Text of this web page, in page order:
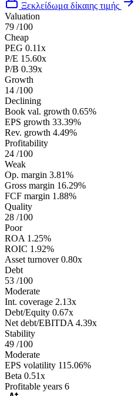
Ξεκλείδωμα δίκαιης τιμής
Valuation
79 /100
Cheap
PEG 0.11x
P/E 15.60x
P/B 0.39x
Growth
14 /100
Declining
Book val. growth 0.65%
EPS growth 33.39%
Rev. growth 4.49%
Profitability
24 /100
Weak
Op. margin 3.81%
Gross margin 16.29%
FCF margin 1.88%
Quality
28 /100
Poor
ROA 1.25%
ROIC 1.92%
Asset turnover 0.80x
Debt
53 /100
Moderate
Int. coverage 2.13x
Debt/Equity 0.67x
Net debt/EBITDA 4.39x
Stability
49 /100
Moderate
EPS volatility 115.06%
Beta 0.51x
Profitable years 6